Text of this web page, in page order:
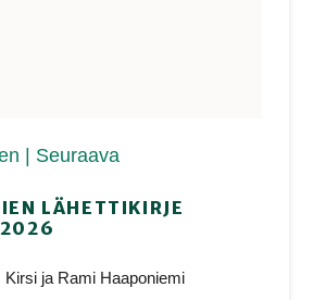
| Seuraava
LÄHETTIKIRJE
2026
Kirsi ja Rami Haaponiemi